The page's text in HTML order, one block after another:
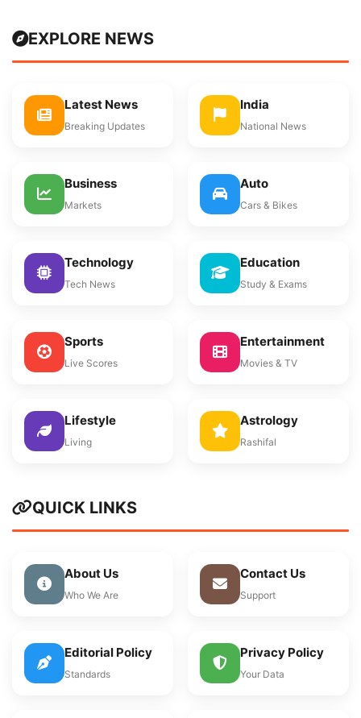
EXPLORE NEWS
Latest News
Breaking Updates
India
National News
Business
Markets
Auto
Cars & Bikes
Technology
Tech News
Education
Study & Exams
Sports
Live Scores
Entertainment
Movies & TV
Lifestyle
Living
Astrology
Rashifal
QUICK LINKS
About Us
Who We Are
Contact Us
Support
Editorial Policy
Standards
Privacy Policy
Your Data